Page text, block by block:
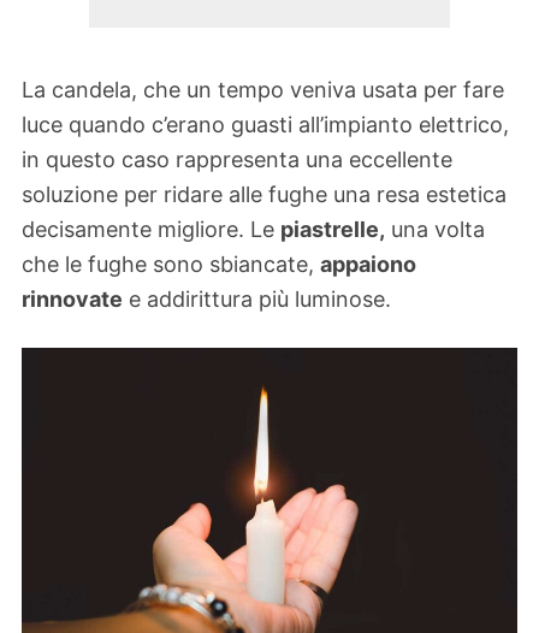
La candela, che un tempo veniva usata per fare
luce quando c’erano guasti all’impianto elettrico,
in questo caso rappresenta una eccellente
soluzione per ridare alle fughe una resa estetica
decisamente migliore. Le piastrelle, una volta
che le fughe sono sbiancate, appaiono
rinnovate e addirittura più luminose.